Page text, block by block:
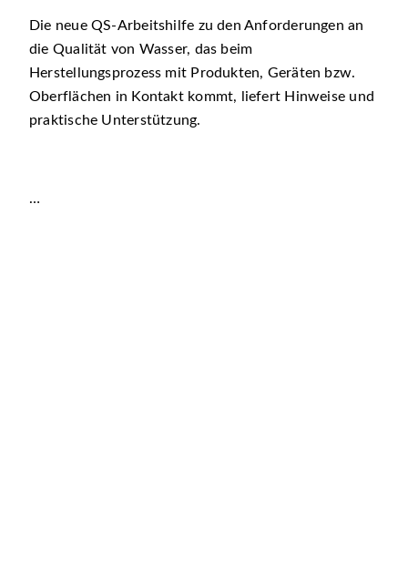
Die neue QS-Arbeitshilfe zu den Anforderungen an
die Qualität von Wasser, das beim
Herstellungsprozess mit Produkten, Geräten bzw.
Oberflächen in Kontakt kommt, liefert Hinweise und
praktische Unterstützung.
…